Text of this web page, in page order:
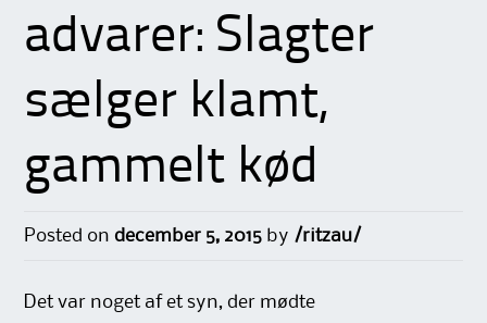
advarer: Slagter
sælger klamt,
gammelt kød
Posted ondecember 5, 2015 by /ritzau/
Det var noget af et syn, der mødte